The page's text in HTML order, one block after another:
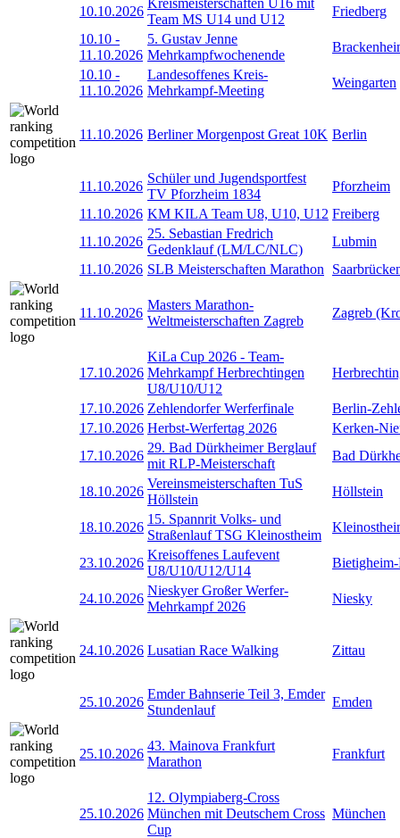
10.10.2026
Team MS U14 und U12
Friedberg
10.10 -
11.10.2026
5. Gustav Jenne
Mehrkampfwochenende
10.10 -
11.10.2026
Landesoffenes Kreis-
Mehrkampf-Meeting
Weingarten
11.10.2026 Berliner Morgenpost Great 10K Berlin
11.10.2026
Schüler und Jugendsportfest
TV Pforzheim 1834
Pforzheim
11.10.2026 KM KILA Team U8, U10, U12 Freiberg
11.10.2026
25. Sebastian Fredrich
Gedenklauf (LM/LC/NLC)
Lubmin
11.10.2026 SLB Meisterschaften Marathon
11.10.2026
Masters Marathon-
Weltmeisterschaften Zagreb
Zagreb
17.10.2026
KiLa Cup 2026 - Team-
Mehrkampf Herbrechtingen
U8/U10/U12
17.10.2026 Zehlendorfer Werferfinale
Berlin-
17.10.2026 Herbst-Werfertag 2026
Kerken-
17.10.2026
29. Bad Dürkheimer Berglauf
mit RLP-Meisterschaft
Bad
18.10.2026
Vereinsmeisterschaften TuS
Höllstein
Höllstein
18.10.2026
15. Spannrit Volks- und
Straßenlauf TSG Kleinostheim
23.10.2026
Kreisoffenes Laufevent
U8/U10/U12/U14
24.10.2026
Nieskyer Großer Werfer-
Mehrkampf 2026
Niesky
24.10.2026 Lusatian Race Walking Zittau
25.10.2026
Emder Bahnserie Teil 3, Emder
Stundenlauf
Emden
25.10.2026
43. Mainova Frankfurt
Marathon
Frankfurt
25.10.2026
12. Olympiaberg-Cross
München mit Deutschem Cross
Cup
München